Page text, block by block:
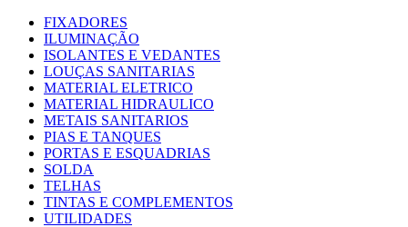
FIXADORES
ILUMINAÇÃO
ISOLANTES E VEDANTES
LOUÇAS SANITARIAS
MATERIAL ELETRICO
MATERIAL HIDRAULICO
METAIS SANITARIOS
PIAS E TANQUES
PORTAS E ESQUADRIAS
SOLDA
TELHAS
TINTAS E COMPLEMENTOS
UTILIDADES